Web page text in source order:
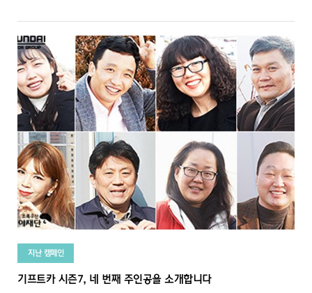
지난 캠페인
기프트카 시즌7, 네 번째 주인공을 소개합니다